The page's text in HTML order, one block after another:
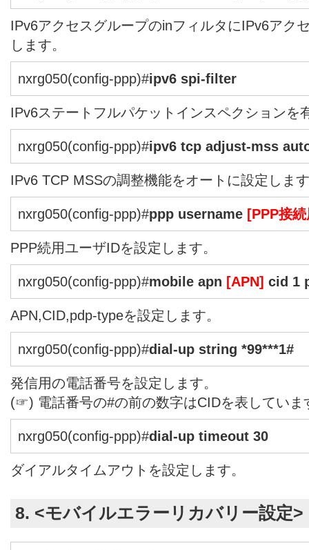
IPv6アクセスグループのinフィルタにIPv6アク
します。
nxrg050(config-ppp)#ipv6 spi-filter
IPv6ステートフルパケットインスペクションを
nxrg050(config-ppp)#ipv6 tcp adjust-mss
IPv6 TCP MSSの調整機能をオートに設定しま
nxrg050(config-ppp)#ppp username [PPP接
PPP続用ユーザIDを設定します。
nxrg050(config-ppp)#mobile apn [APN] cid 1
APN,CID,pdp-typeを設定します。
nxrg050(config-ppp)#dial-up string *99***1#
発信用の電話番号を設定します。
(☞) 電話番号の#の前の数字はCIDを表していま
nxrg050(config-ppp)#dial-up timeout 30
ダイアルタイムアウトを設定します。
8. <モバイルエラーリカバリー設定>